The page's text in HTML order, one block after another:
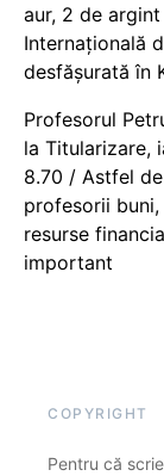
aur, 2 de
Internațională
desfășurată în
Profesorul
la Titularizare,
8.70 / Astfel
profesorii
resurse
important
COPYRIGHT
Pentru că